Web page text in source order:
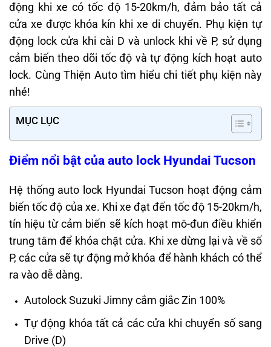
động khi xe có tốc độ 15-20km/h, đảm bảo tất cả
cửa xe được khóa kín khi xe di chuyển. Phụ kiện tự
động lock cửa khi cài D và unlock khi về P, sử dụng
cảm biến theo dõi tốc độ và tự động kích hoạt auto
lock. Cùng Thiện Auto tìm hiểu chi tiết phụ kiện này
nhé!
MỤC LỤC
Điểm nổi bật của auto lock Hyundai Tucson
Hệ thống auto lock Hyundai Tucson hoạt động cảm
biến tốc độ của xe. Khi xe đạt đến tốc độ 15-20km/h,
tín hiệu từ cảm biến sẽ kích hoạt mô-đun điều khiển
trung tâm để khóa chặt cửa. Khi xe dừng lại và về số
P, các cửa sẽ tự động mở khóa để hành khách có thể
ra vào dễ dàng.
Autolock Suzuki Jimny cắm giắc Zin 100%
Tự động khóa tất cả các cửa khi chuyển số sang
Drive (D)